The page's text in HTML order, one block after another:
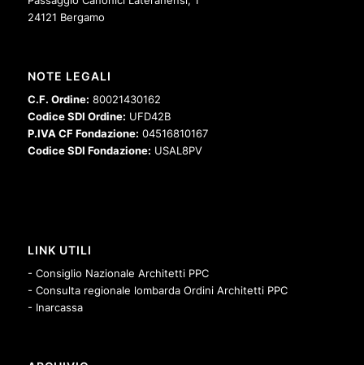
24121 Bergamo
NOTE LEGALI
C.F. Ordine: 80021430162
Codice SDI Ordine: UFD42B
P.IVA CF Fondazione: 04516810167
Codice SDI Fondazione: USAL8PV
LINK UTILI
- Consiglio Nazionale Architetti PPC
- Consulta regionale lombarda Ordini Architetti PPC
- Inarcassa